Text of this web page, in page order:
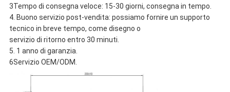
3Tempo di consegna veloce: 15-30 giorni, consegna in tempo.
4. Buono servizio post-vendita: possiamo fornire un supporto
tecnico in breve tempo, come disegno o
servizio di ritorno entro 30 minuti.
5. 1 anno di garanzia.
6Servizio OEM/ODM.